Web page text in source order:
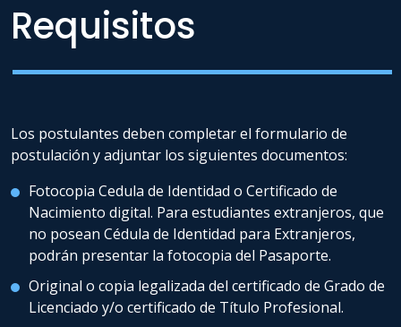
Los postulantes deben completar el formulario de
postulación y adjuntar los siguientes documentos:
Fotocopia Cedula de Identidad o Certificado de
Nacimiento digital. Para estudiantes extranjeros, que
no posean Cédula de Identidad para Extranjeros,
podrán presentar la fotocopia del Pasaporte.
Original o copia legalizada del certificado de Grado de
Licenciado y/o certificado de Título Profesional.
Requisitos